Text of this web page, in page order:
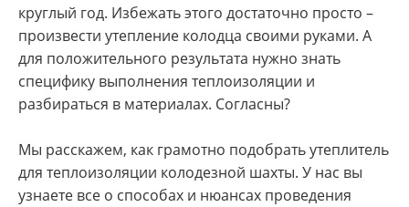
круглый год. Избежать этого достаточно просто –
произвести утепление колодца своими руками. А
для положительного результата нужно знать
специфику выполнения теплоизоляции и
разбираться в материалах. Согласны?
Мы расскажем, как грамотно подобрать утеплитель
для теплоизоляции колодезной шахты. У нас вы
узнаете все о способах и нюансах проведения